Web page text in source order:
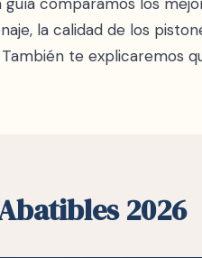
la calidad de los
te explicaremos
2026